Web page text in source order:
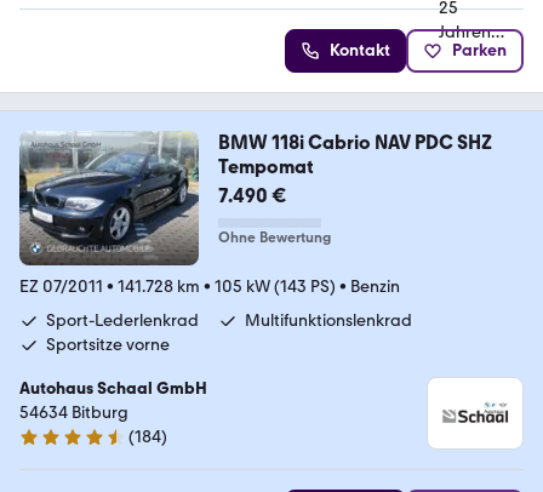
Kontakt Parken
BMW 118i Cabrio NAV PDC SHZ
Tempomat
7.490 €
Ohne Bewertung
EZ 07/2011 • 141.728 km • 105 kW (143 PS) • Benzin
Sport-Lederlenkrad
Multifunktionslenkrad
Sportsitze vorne
Autohaus Schaal GmbH
54634 Bitburg
4.5 Sterne
(184)